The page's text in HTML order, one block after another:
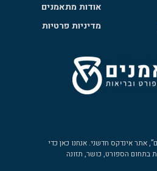
אודות מתאמנים
מדיניות פרטיות
אתר אינדקס חדשני. אנחנו כאן כדי
בתחום הספורט, כושר, תזונה